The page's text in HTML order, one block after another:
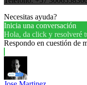
Necesitas ayuda?
Inicia una conversación
Hola, da click y resolveré
Respondo en cuestión de